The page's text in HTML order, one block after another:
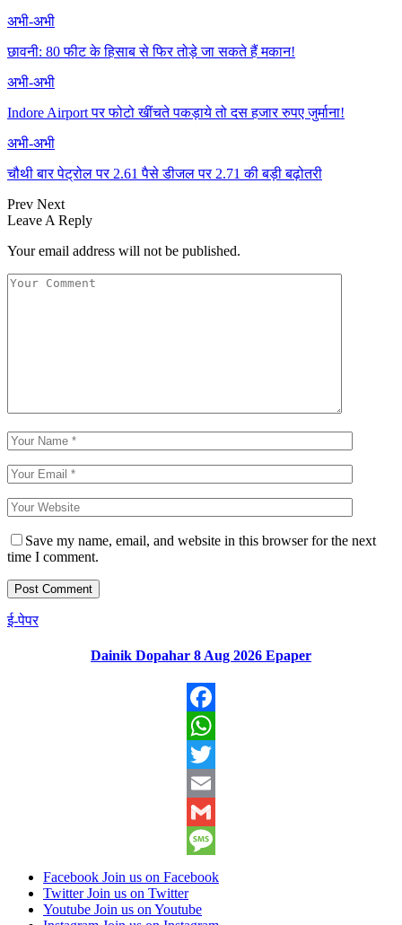
अभी-अभी
छावनी: 80 फीट के हिसाब से फिर तोड़े जा सकते हैं मकान!
अभी-अभी
Indore Airport पर फोटो खींचते पकड़ाये तो दस हजार रुपए जुर्माना!
अभी-अभी
चौथी बार पेट्रोल पर 2.61 पैसे डीजल पर 2.71 की बड़ी बढ़ोतरी
Prev Next
Leave A Reply
Your email address will not be published.
Save my name, email, and website in this browser for the next
time I comment.
ई-पेपर
Dainik Dopahar 8 Aug 2026 Epaper
Facebook
WhatsApp
Twitter
Email
Gmail
Message
Facebook Join us on Facebook
Twitter Join us on Twitter
Youtube Join us on Youtube